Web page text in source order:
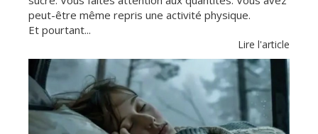
peut-être même repris une activité physique.
Et pourtant...
Lire l'article